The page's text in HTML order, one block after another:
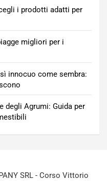
i prodotti adatti per
migliori per i
innocuo come sembra:
degli Agrumi: Guida per
SRL - Corso Vittorio